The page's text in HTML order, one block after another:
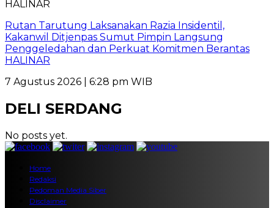
Rutan Tarutung Laksanakan Razia Insidentil,
Kakanwil Ditjenpas Sumut Pimpin Langsung
Penggeledahan dan Perkuat Komitmen Berantas
HALINAR
7 Agustus 2026 | 6:28 pm WIB
DELI SERDANG
No posts yet.
Home
Redaksi
Pedoman Media Siber
Disclaimer